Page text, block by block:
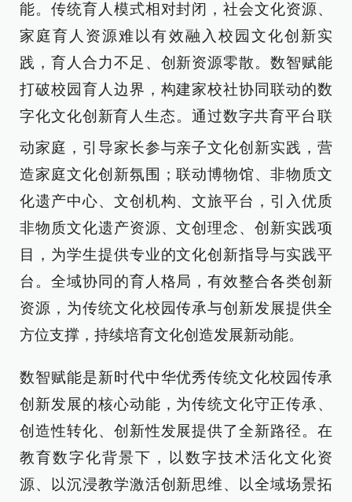
能。传统育人模式相对封闭，社会文化资源、
家庭育人资源难以有效融入校园文化创新实
践，育人合力不足、创新资源零散。数智赋能
打破校园育人边界，构建家校社协同联动的数
字化文化创新育人生态。通过数字共育平台联
动家庭，引导家长参与亲子文化创新实践，营
造家庭文化创新氛围；联动博物馆、非物质文
化遗产中心、文创机构、文旅平台，引入优质
非物质文化遗产资源、文创理念、创新实践项
目，为学生提供专业的文化创新指导与实践平
台。全域协同的育人格局，有效整合各类创新
资源，为传统文化校园传承与创新发展提供全
方位支撑，持续培育文化创造发展新动能。
数智赋能是新时代中华优秀传统文化校园传承
创新发展的核心动能，为传统文化守正传承、
创造性转化、创新性发展提供了全新路径。在
教育数字化背景下，以数字技术活化文化资
源、以沉浸教学激活创新思维、以全域场景拓